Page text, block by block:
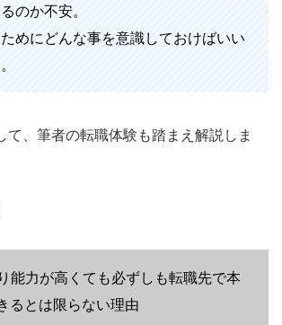
のか不安。
ためにどんな事を意識しておけばいい
て、筆者の転職体験も踏まえ解説しま
能力が高くても必ずしも転職先で本
るとは限らない理由